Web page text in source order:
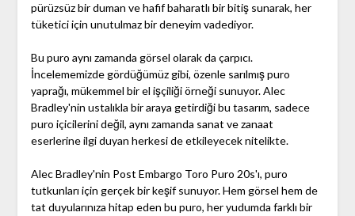
pürüzsüz bir duman ve hafif baharatlı bir bitiş sunarak, her
tüketici için unutulmaz bir deneyim vadediyor.
Bu puro aynı zamanda görsel olarak da çarpıcı.
İncelememizde gördüğümüz gibi, özenle sarılmış puro
yaprağı, mükemmel bir el işçiliği örneği sunuyor. Alec
Bradley'nin ustalıkla bir araya getirdiği bu tasarım, sadece
puro içicilerini değil, aynı zamanda sanat ve zanaat
eserlerine ilgi duyan herkesi de etkileyecek nitelikte.
Alec Bradley'nin Post Embargo Toro Puro 20s'ı, puro
tutkunları için gerçek bir keşif sunuyor. Hem görsel hem de
tat duyularınıza hitap eden bu puro, her yudumda farklı bir